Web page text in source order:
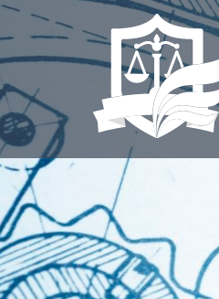
Skip
to
content